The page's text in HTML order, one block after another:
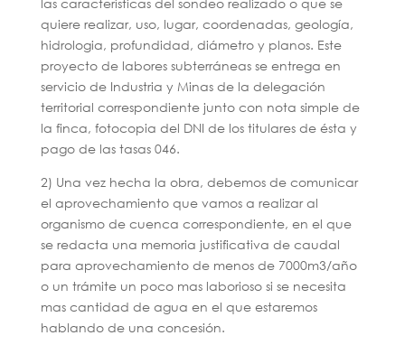
quiere realizar, uso, lugar, coordenadas, geología,
hidrologia, profundidad, diámetro y planos. Este
proyecto de labores subterráneas se entrega en
servicio de Industria y Minas de la delegación
territorial correspondiente junto con nota simple de
la finca, fotocopia del DNI de los titulares de ésta y
pago de las tasas 046.
2) Una vez hecha la obra, debemos de comunicar
el aprovechamiento que vamos a realizar al
organismo de cuenca correspondiente, en el que
se redacta una memoria justificativa de caudal
para aprovechamiento de menos de 7000m3/año
o un trámite un poco mas laborioso si se necesita
mas cantidad de agua en el que estaremos
hablando de una concesión.